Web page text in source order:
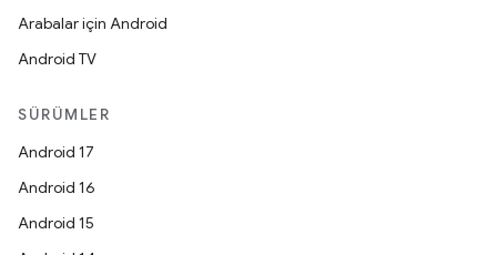
Arabalar için Android
Android TV
SÜRÜMLER
Android 17
Android 16
Android 15